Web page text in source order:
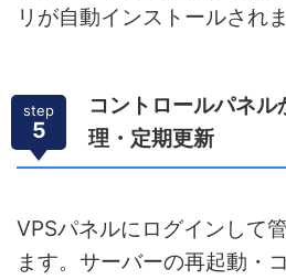
リが自動インストールされま
step
5
コントロールパネ
理・定期更新
VPSパネルにログインして
ます。サーバーの再起動・